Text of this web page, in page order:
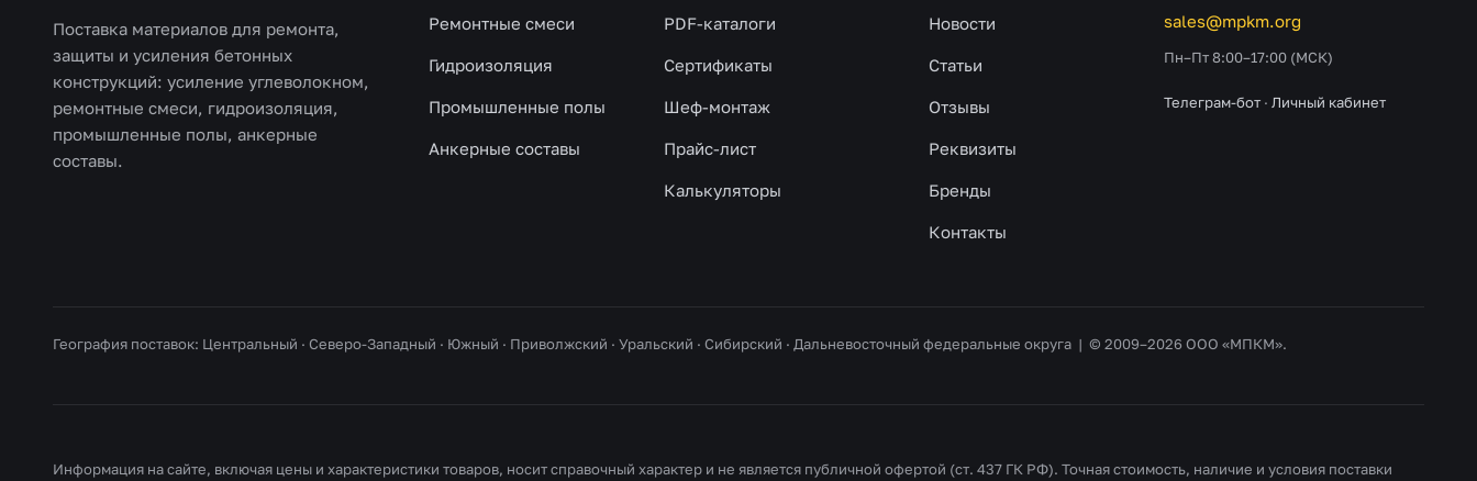
Поставка материалов для ремонта,
защиты и усиления бетонных
конструкций: усиление углеволокном,
ремонтные смеси, гидроизоляция,
промышленные полы, анкерные
составы.
Ремонтные смеси
Гидроизоляция
Промышленные полы
Анкерные составы
PDF-каталоги
Сертификаты
Шеф-монтаж
Прайс-лист
Калькуляторы
Новости
Статьи
Отзывы
Реквизиты
Бренды
Контакты
sales@mpkm.org
Пн–Пт 8:00–17:00 (МСК)
Телеграм-бот · Личный кабинет
География поставок: Центральный · Северо-Западный · Южный · Приволжский · Уральский · Сибирский · Дальневосточный федеральные округа | © 2009–2026 ООО «МПКМ».
Информация на сайте, включая цены и характеристики товаров, носит справочный характер и не является публичной офертой (ст. 437 ГК РФ). Точная стоимость, наличие и условия поставки